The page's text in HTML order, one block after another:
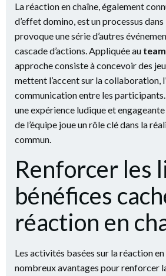
La réaction en chaîne, également
d’effet domino, est un processus
provoque une série d’autres
cascade d’actions. Appliquée au
approche consiste à concevoir des
mettent l’accent sur la collaboration,
communication entre les participants.
une expérience ludique et
de l’équipe joue un rôle clé dans la
commun.
Renforcer les
bénéfices
réaction en
Les activités basées sur la réaction
nombreux avantages pour renforcer